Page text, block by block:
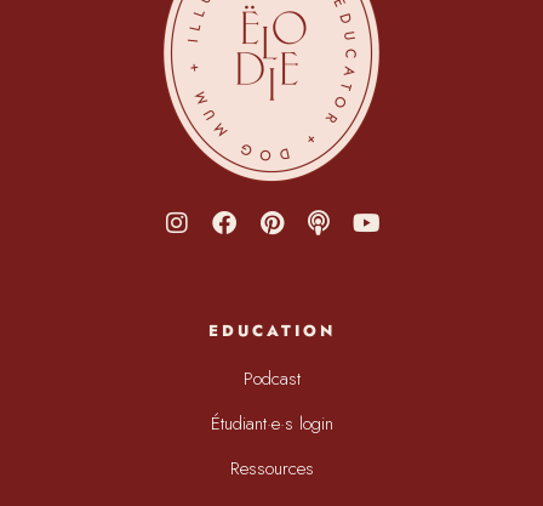
EDUCATION
Podcast
Étudiant·e·s login
Ressources